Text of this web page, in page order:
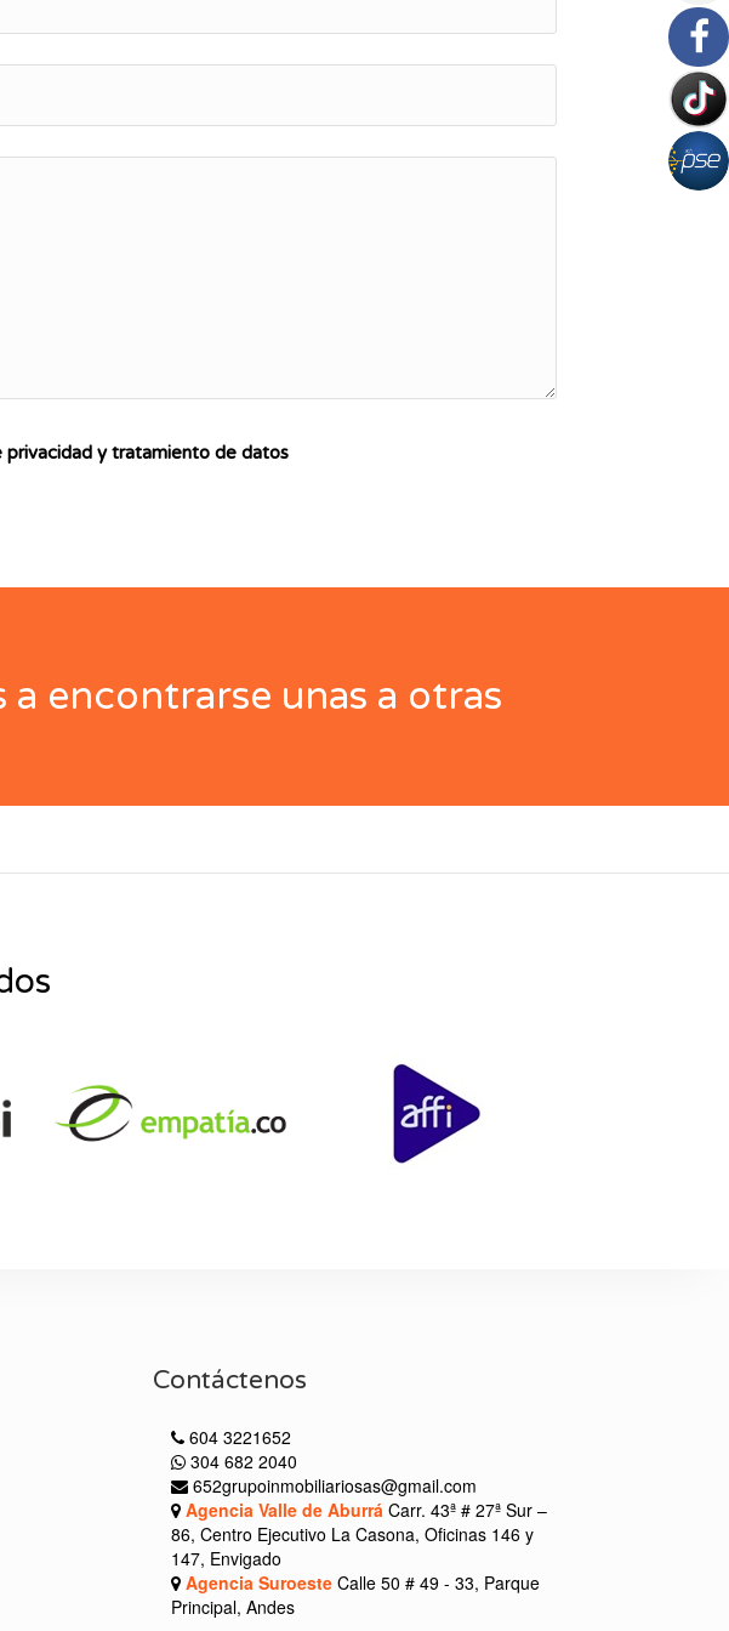
y tratamiento de datos
encontrarse unas a otras
Contáctenos
604 3221652
304 682 2040
652grupoinmobiliariosas@gmail.com
Agencia Valle de AburráCarr. 43ª # 27ª Sur –
86, Centro Ejecutivo La Casona, Oficinas 146 y
147, Envigado
Agencia SuroesteCalle 50 # 49 - 33, Parque
Principal, Andes